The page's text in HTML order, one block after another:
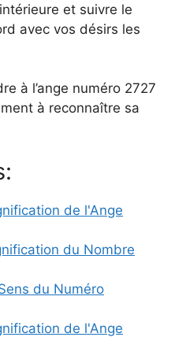
et suivre le
avec vos désirs les
à l’ange numéro 2727
à reconnaître sa
de l'Ange
du Nombre
du Numéro
de l'Ange